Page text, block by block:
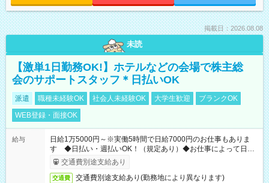
掲載日：2026.08.08
未読
【激単1日勤務OK!】ホテルなどの会場で株主総
会のサポートスタッフ＊日払いOK
派遣 職種未経験OK 社会人未経験OK 大学生歓迎
ブランクOK
WEB登録・面接OK
給与
日給1万5000円～※実働5時間で日給7000円のお仕事もありま
す ◆日払い・週払いOK！（規定あり）◆お仕事によって日給
も異なります
交通費別途支給あり
交通費 交通費別途支給あり(勤務地により異なります)